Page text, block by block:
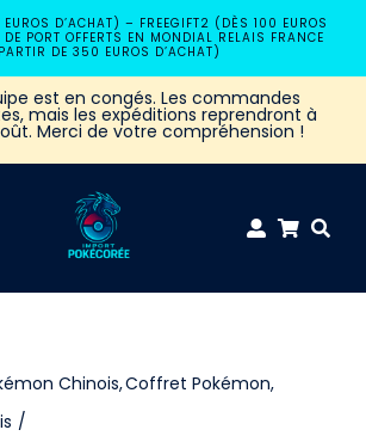
D’ACHAT) – FREEGIFT2 (DÈS 100 EUROS
PORT OFFERTS EN MONDIAL RELAIS FRANCE
DE 350 EUROS D’ACHAT)
est en congés. Les commandes
mais les expéditions reprendront à
Merci de votre compréhension !
Chinois Coffret Pokémon